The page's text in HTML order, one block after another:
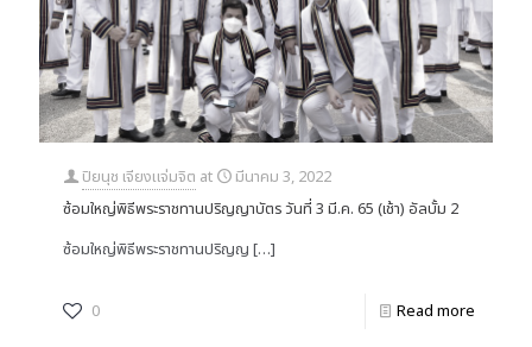
ปิยนุช เจียงแจ่มจิต at
มีนาคม 3, 2022
ซ้อมใหญ่พิธีพระราชทานปริญญาบัตร วันที่ 3 มี.ค. 65 (เช้า) อัลบั้ม 2
ซ้อมใหญ่พิธีพระราชทานปริญญ […]
0 Read more